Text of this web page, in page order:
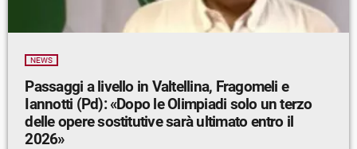
NEWS
Passaggi a livello in Valtellina, Fragomeli e
Iannotti (Pd): «Dopo le Olimpiadi solo un terzo
delle opere sostitutive sarà ultimato entro il
2026»